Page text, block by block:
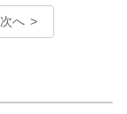
次へ